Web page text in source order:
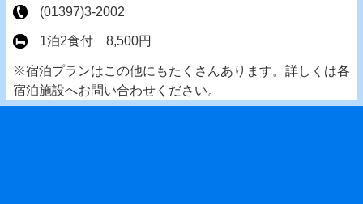
(01397)3-2002
1泊2食付 8,500円
※宿泊プランはこの他にもたくさんあります。詳しくは各
宿泊施設へお問い合わせください。